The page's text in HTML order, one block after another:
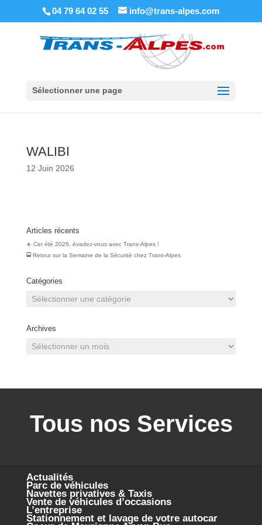
04 79 64 02 55 info@trans-alpes.com
Sélectionner une page
WALIBI
12 Juin 2026
Articles récents
☀️ Cet été 2026, évadez-vous avec Trans-Alpes !
🚍 Retour sur la Semaine de la Sécurité chez Trans‑Alpes
Catégories
Archives
Tous nos Services
Actualités
Parc de véhicules
Navettes privatives & Taxis
Vente de véhicules d’occasions
L’entreprise
Stationnement et lavage de votre autocar